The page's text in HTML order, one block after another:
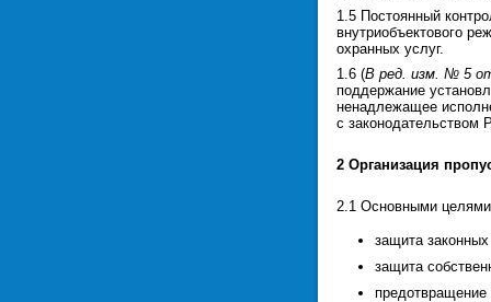
1.5 Постоянный
внутриобъектового
охранных услуг.
1.6 (В ред. изм. № 5
поддержание
ненадлежащее
с законодательством
2 Организация
2.1 Основными
защита
защита
предотвращение